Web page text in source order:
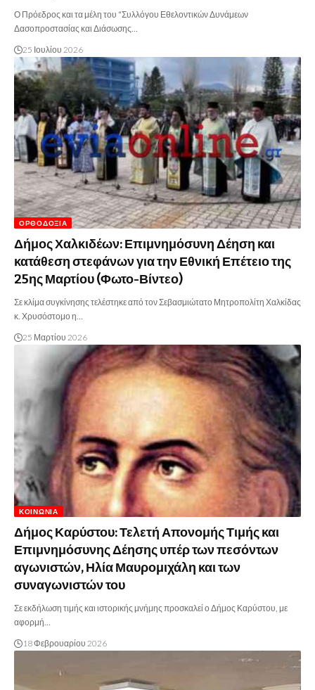
Ο Πρόεδρος και τα μέλη του “Συλλόγου Εθελοντικών Δυνάμεων
Δασοπροστασίας και Διάσωσης…
25 Ιουλίου 2026
ΟΡΘΟΔΟΞΊΑ
Δήμος Χαλκιδέων: Επιμνημόσυνη Δέηση και
κατάθεση στεφάνων για την Εθνική Επέτειο της
25ης Μαρτίου (Φωτο-Βίντεο)
Σε κλίμα συγκίνησης τελέστηκε από τον Σεβασμιώτατο Μητροπολίτη Χαλκίδας
κ. Χρυσόστομο η…
25 Μαρτίου 2026
ΚΟΙΝΩΝΊΑ
Δήμος Καρύστου: Τελετή Απονομής Τιμής και
Επιμνημόσυνης Δέησης υπέρ των πεσόντων
αγωνιστών, Ηλία Μαυρομιχάλη και των
συναγωνιστών του
Σε εκδήλωση τιμής και ιστορικής μνήμης προσκαλεί ο Δήμος Καρύστου, με
αφορμή…
18 Φεβρουαρίου 2026